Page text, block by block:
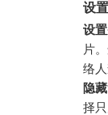
设
设
片
络
隐
择